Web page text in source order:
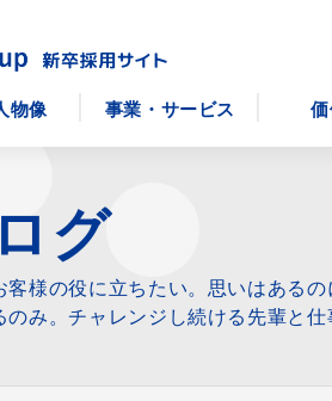
物像 事業・サービス
グ
様の役に立ちたい。思いはあるの
み。チャレンジし続ける先輩と仕